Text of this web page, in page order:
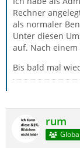
Rechner
als normaler
Unter diesen
auf. Nach einem
Bis bald mal
rum